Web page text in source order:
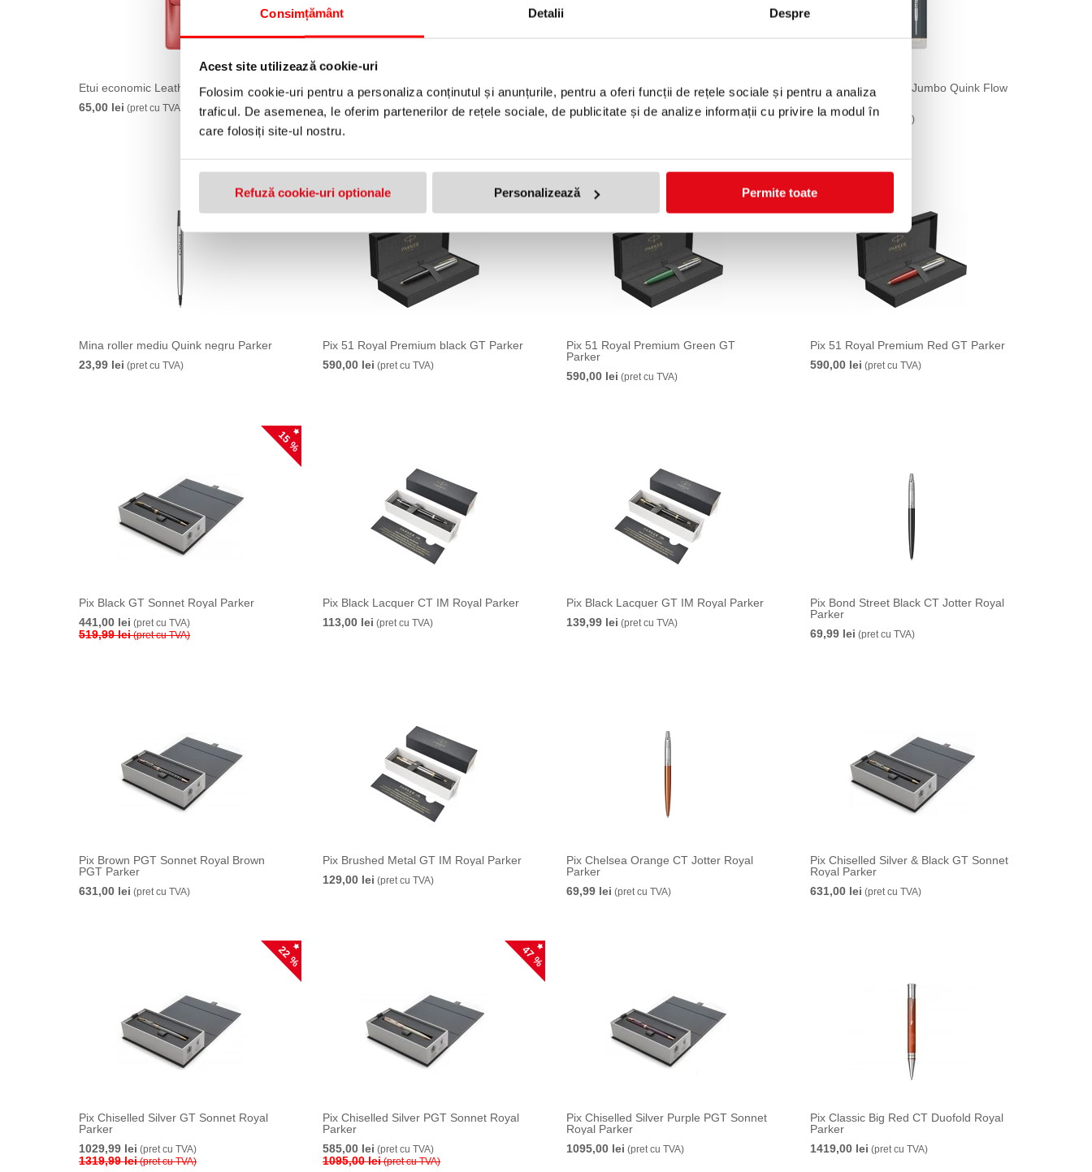
Consimțământ Detalii Despre
Acest site utilizează cookie-uri
Folosim cookie-uri pentru a personaliza conținutul și anunțurile, pentru a oferi funcții de rețele sociale și pentru a analiza
traficul. De asemenea, le oferim partenerilor de rețele sociale, de publicitate și de analize informații cu privire la modul în
care folosiți site-ul nostru.
Refuză cookie-uri optionale Personalizează Permite toate
Etui economic Leather Red Parker
65,00 lei (pret cu TVA)
Etui economic Pearl Gold Parker
65,00 lei(pret cu TVA)
Mina 5th Element Parker
32,95 lei(pret cu TVA)
Mina pix F albastru Jumbo Quink Flow
Parker
23,99 lei(pret cu TVA)
Mina roller mediu Quink negru Parker
23,99 lei (pret cu TVA)
Pix 51 Royal Premium black GT Parker
590,00 lei (pret cu TVA)
Pix 51 Royal Premium Green GT
Parker
590,00 lei (pret cu TVA)
Pix 51 Royal Premium Red GT Parker
590,00 lei (pret cu TVA)
15 %
Pix Black GT Sonnet Royal Parker
441,00 lei (pret cu TVA)
519,99 lei(pret cu TVA)
Pix Black Lacquer CT IM Royal Parker
113,00 lei (pret cu TVA)
Pix Black Lacquer GT IM Royal Parker
139,99 lei (pret cu TVA)
Pix Bond Street Black CT Jotter Royal
Parker
69,99 lei (pret cu TVA)
Pix Brown PGT Sonnet Royal Brown
PGT Parker
631,00 lei (pret cu TVA)
Pix Brushed Metal GT IM Royal Parker
129,00 lei (pret cu TVA)
Pix Chelsea Orange CT Jotter Royal
Parker
69,99 lei (pret cu TVA)
Pix Chiselled Silver & Black GT Sonnet
Royal Parker
631,00 lei (pret cu TVA)
22 %
Pix Chiselled Silver GT Sonnet Royal
Parker
1029,99 lei (pret cu TVA)
1319,99 lei(pret cu TVA)
47 %
Pix Chiselled Silver PGT Sonnet Royal
Parker
585,00 lei (pret cu TVA)
1095,00 lei(pret cu TVA)
Pix Chiselled Silver Purple PGT Sonnet
Royal Parker
1095,00 lei (pret cu TVA)
Pix Classic Big Red CT Duofold Royal
Parker
1419,00 lei (pret cu TVA)